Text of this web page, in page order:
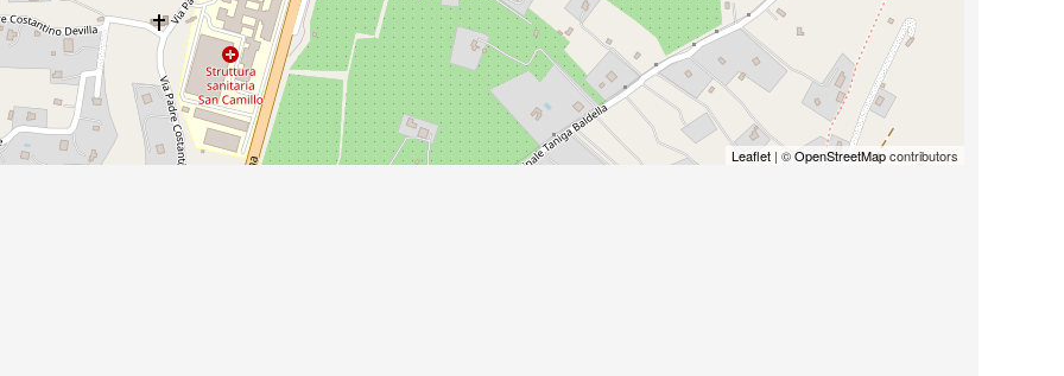
Leaflet | ©OpenStreetMapcontributors